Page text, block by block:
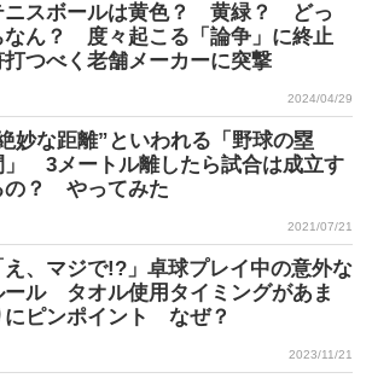
ニスボールは黄色？ 黄緑？ どっ
なん？ 度々起こる「論争」に終止
打つべく老舗メーカーに突撃
2024/04/29
妙な距離”といわれる「野球の塁
」 3メートル離したら試合は成立す
の？ やってみた
2021/07/21
え、マジで!?」卓球プレイ中の意外な
ール タオル使用タイミングがあま
にピンポイント なぜ？
2023/11/21